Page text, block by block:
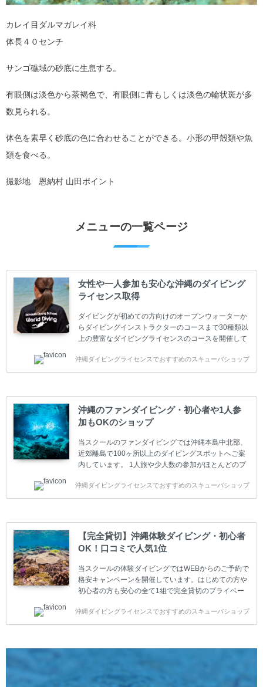
カレイ目ダルマガレイ科
体長４０センチ
サンゴ礁域の砂底に生息する。
有眼側は淡色から茶褐色で、有眼側に青もしくは淡色の輪状斑が多
数見られる。
体色を素早く砂底の色に合わせることができる。小形の甲殻類や魚
類を食べる。
撮影地 恩納村 山田ポイント
メニューの一覧ページ
女性や一人参加も安心な沖縄のダイビング
ライセンス取得
ダイビングが初めての方向けのオープンウォーターか
らダイビングインストラクターのコースまで30種類以
上の豊富なダイビングライセンスのコースを開催して
(TEC)のコースもご用意しています。 当スクールを受
講するお客様は一人参加などの少人数のご参加が最も
は年間を通じてキャンペーンを行っています。 ベーシ
ックダイバー(Cカード) 1日間+eラーニング 最安値キ
ャンペーン ￥22800(税込) ￥16800(税込) 器材 / 送
迎 / 保険 / 全て込み ダイビング...
沖縄ダイビングライセンスでおすすめのスキューバショップ
沖縄のファンダイビング・初心者や1人参
加もOKのショップ
当スクールのファンダイビングでは沖縄本島中北部、
近郊離島で100ヶ所以上のダイビングスポットへご案
内しています。 1人旅や少人数の参加がほとんどのプ
の方も安心して楽しめるようにリフレッシュダイビン
グコースもご用意しています。お1人様も初心者の方
ーター様はファンダイビングの全てのコース費が
10%OFF、フル器材レンタルが50%OFFになります。
沖縄本島周辺ビーチ・ファンダイビング ￥13800(税
込)【 2ビーチ 】 ウエイト / タンク / 送迎...
沖縄ダイビングライセンスでおすすめのスキューバショップ
【完全貸切】沖縄体験ダイビング・初心者
OK！口コミで人気1位
当スクールの体験ダイビングではWEBからのご予約で
格安キャンペーンを開催しています。はじめての方や
初心者の方も安心の全て1組で完全貸切のプライベー
1人様から気軽にご参加ください。 全てのコースで高
画質の記念撮影&水中撮影付きです。初心者の方やダ
気軽に体験できる半日のコース。沖縄本島のビーチか
沖縄ダイビングライセンスでおすすめのスキューバショップ